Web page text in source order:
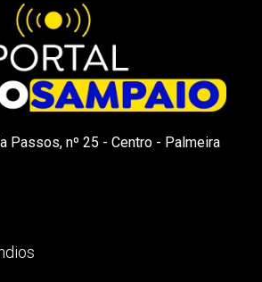
Passos, nº 25 - Centro - Palmeira